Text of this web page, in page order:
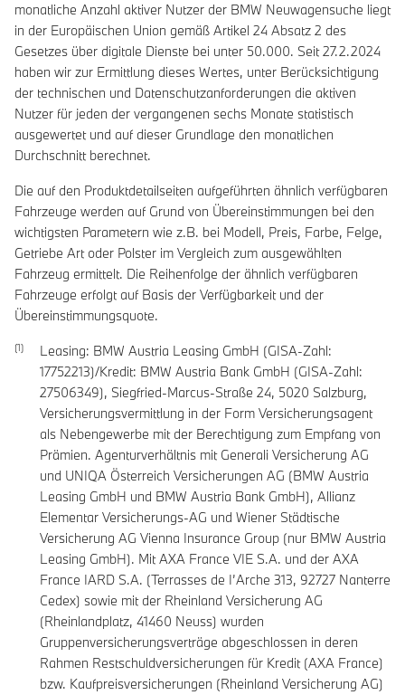
monatliche Anzahl aktiver Nutzer der BMW Neuwagensuche liegt
in der Europäischen Union gemäß Artikel 24 Absatz 2 des
Gesetzes über digitale Dienste bei unter 50.000. Seit 27.2.2024
haben wir zur Ermittlung dieses Wertes, unter Berücksichtigung
der technischen und Datenschutzanforderungen die aktiven
Nutzer für jeden der vergangenen sechs Monate statistisch
ausgewertet und auf dieser Grundlage den monatlichen
Durchschnitt berechnet.
Die auf den Produktdetailseiten aufgeführten ähnlich verfügbaren
Fahrzeuge werden auf Grund von Übereinstimmungen bei den
wichtigsten Parametern wie z.B. bei Modell, Preis, Farbe, Felge,
Getriebe Art oder Polster im Vergleich zum ausgewählten
Fahrzeug ermittelt. Die Reihenfolge der ähnlich verfügbaren
Fahrzeuge erfolgt auf Basis der Verfügbarkeit und der
Übereinstimmungsquote.
Leasing: BMW Austria Leasing GmbH (GISA-Zahl:
17752213)/Kredit: BMW Austria Bank GmbH (GISA-Zahl:
27506349), Siegfried-Marcus-Straße 24, 5020 Salzburg,
Versicherungsvermittlung in der Form Versicherungsagent
als Nebengewerbe mit der Berechtigung zum Empfang von
Prämien. Agenturverhältnis mit Generali Versicherung AG
und UNIQA Österreich Versicherungen AG (BMW Austria
Leasing GmbH und BMW Austria Bank GmbH), Allianz
Elementar Versicherungs-AG und Wiener Städtische
Versicherung AG Vienna Insurance Group (nur BMW Austria
Leasing GmbH). Mit AXA France VIE S.A. und der AXA
France IARD S.A. (Terrasses de I’Arche 313, 92727 Nanterre
Cedex) sowie mit der Rheinland Versicherung AG
(Rheinlandplatz, 41460 Neuss) wurden
Gruppenversicherungsverträge abgeschlossen in deren
Rahmen Restschuldversicherungen für Kredit (AXA France)
bzw. Kaufpreisversicherungen (Rheinland Versicherung AG)